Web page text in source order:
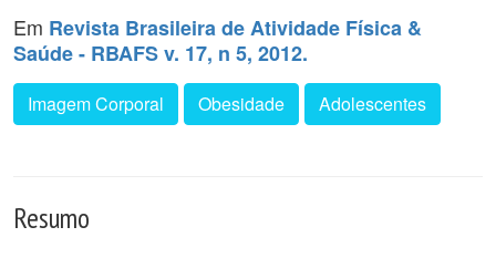
Em Revista Brasileira de Atividade Física &
Saúde - RBAFS v. 17, n 5, 2012.
Imagem Corporal Obesidade Adolescentes
Resumo